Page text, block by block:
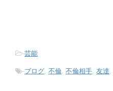
-芸能
-ブログ, 不倫, 不倫相手, 友達,